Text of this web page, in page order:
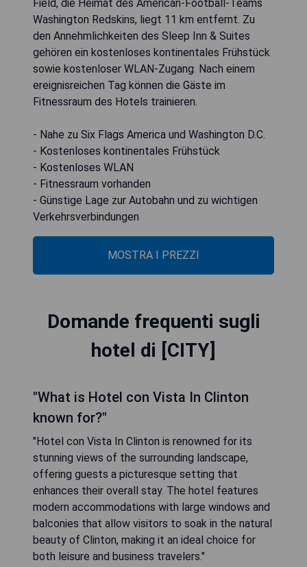
Field, die Heimat des American-Football-Teams
Washington Redskins, liegt 11 km entfernt. Zu
den Annehmlichkeiten des Sleep Inn & Suites
gehören ein kostenloses kontinentales Frühstück
sowie kostenloser WLAN-Zugang. Nach einem
ereignisreichen Tag können die Gäste im
Fitnessraum des Hotels trainieren.
- Nahe zu Six Flags America und Washington D.C.
- Kostenloses kontinentales Frühstück
- Kostenloses WLAN
- Fitnessraum vorhanden
- Günstige Lage zur Autobahn und zu wichtigen
Verkehrsverbindungen
MOSTRA I PREZZI
Domande frequenti sugli
hotel di [CITY]
"What is Hotel con Vista In Clinton
known for?"
"Hotel con Vista In Clinton is renowned for its
stunning views of the surrounding landscape,
offering guests a picturesque setting that
enhances their overall stay. The hotel features
modern accommodations with large windows and
balconies that allow visitors to soak in the natural
beauty of Clinton, making it an ideal choice for
both leisure and business travelers."